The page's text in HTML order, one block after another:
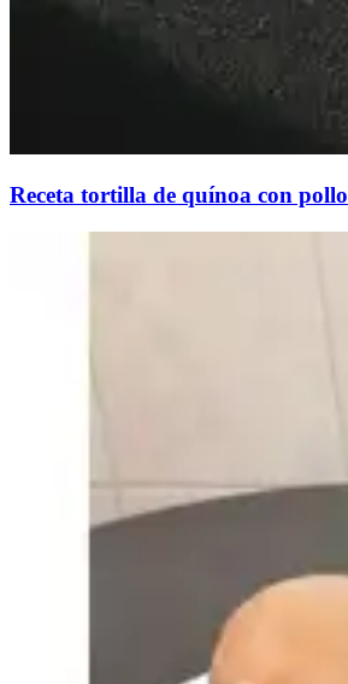
Receta tortilla de quínoa con pollo